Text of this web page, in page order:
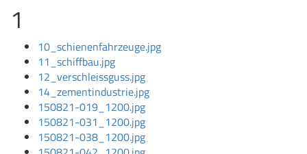
1
10_schienenfahrzeuge.jpg
11_schiffbau.jpg
12_verschleissguss.jpg
14_zementindustrie.jpg
150821-019_1200.jpg
150821-031_1200.jpg
150821-038_1200.jpg